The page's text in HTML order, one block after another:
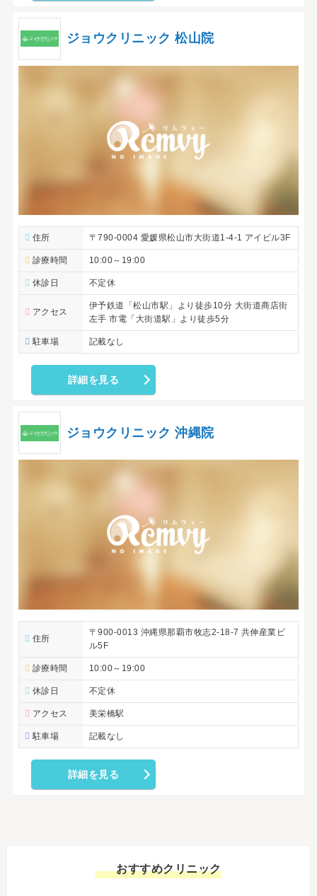
ジョウクリニック 松山院
住所 〒790-0004 愛媛県松山市大街道1-4-1 アイビル3F
診療時間 10:00～19:00
休診日 不定休
アクセス
伊予鉄道「松山市駅」より徒歩10分 大街道商店街
左手 市電「大街道駅」より徒歩5分
駐車場 記載なし
詳細を見る
ジョウクリニック 沖縄院
住所
〒900-0013 沖縄県那覇市牧志2-18-7 共伸産業ビ
ル5F
診療時間 10:00～19:00
休診日 不定休
アクセス 美栄橋駅
駐車場 記載なし
詳細を見る
おすすめクリニック